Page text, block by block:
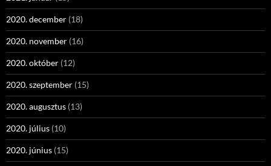
2020. december (18)
2020. november (16)
2020. október (12)
2020. szeptember (15)
2020. augusztus (13)
2020. július (10)
2020. június (15)